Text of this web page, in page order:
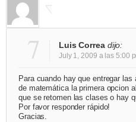
7 Luis Correa dijo:
July 1, 2009 a las 5:00
Para cuando hay que entregar
de matemática la primera opcion
que se retomen las clases o hay
Por favor responder rápido!
Gracias.